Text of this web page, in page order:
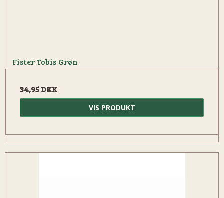
Fister Tobis Grøn
34,95 DKK
VIS PRODUKT